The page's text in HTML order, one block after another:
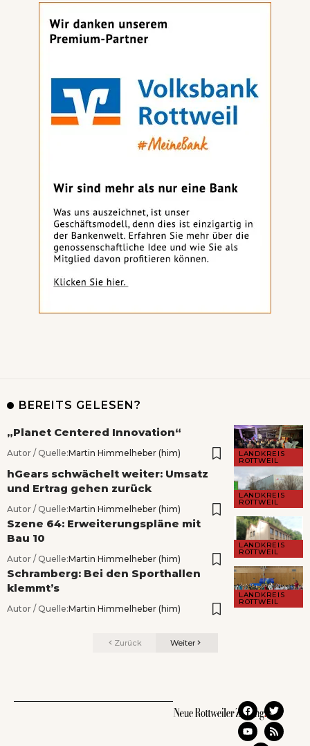
BEREITS GELESEN?
LANDKREIS
ROTTWEIL
„Planet Centered Innovation“
Autor / Quelle:Martin Himmelheber (him)
LANDKREIS
ROTTWEIL
hGears schwächelt weiter: Umsatz
und Ertrag gehen zurück
Autor / Quelle:Martin Himmelheber (him)
LANDKREIS
ROTTWEIL
Szene 64: Erweiterungspläne mit
Bau 10
Autor / Quelle:Martin Himmelheber (him)
LANDKREIS
ROTTWEIL
Schramberg: Bei den Sporthallen
klemmt’s
Autor / Quelle:Martin Himmelheber (him)
Zurück Weiter